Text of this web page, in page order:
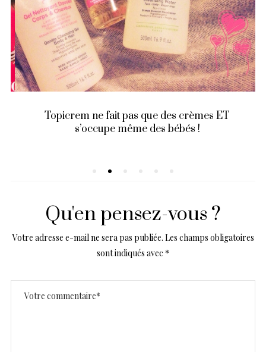
Topicrem ne fait pas que des crèmes ET
s’occupe même des bébés !
Qu'en pensez-vous ?
Votre adresse e-mail ne sera pas publiée. Les champs obligatoires
sont indiqués avec *